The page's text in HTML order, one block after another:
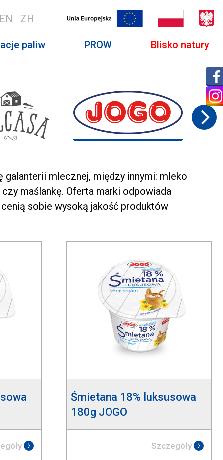
EN ZH
paliw PROW Blisko natury
galanterii mlecznej, między innymi: mleko
maślankę. Oferta marki odpowiada
sobie wysoką jakość produktów
Śmietana 18% luksusowa
180g JOGO
Szczegóły